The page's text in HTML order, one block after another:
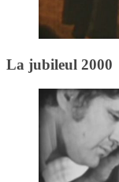
La jubileul 2000